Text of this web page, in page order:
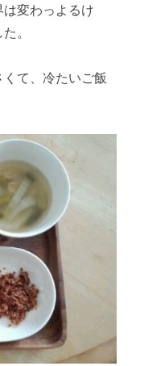
変わっよるけ
。
て、冷たいご飯